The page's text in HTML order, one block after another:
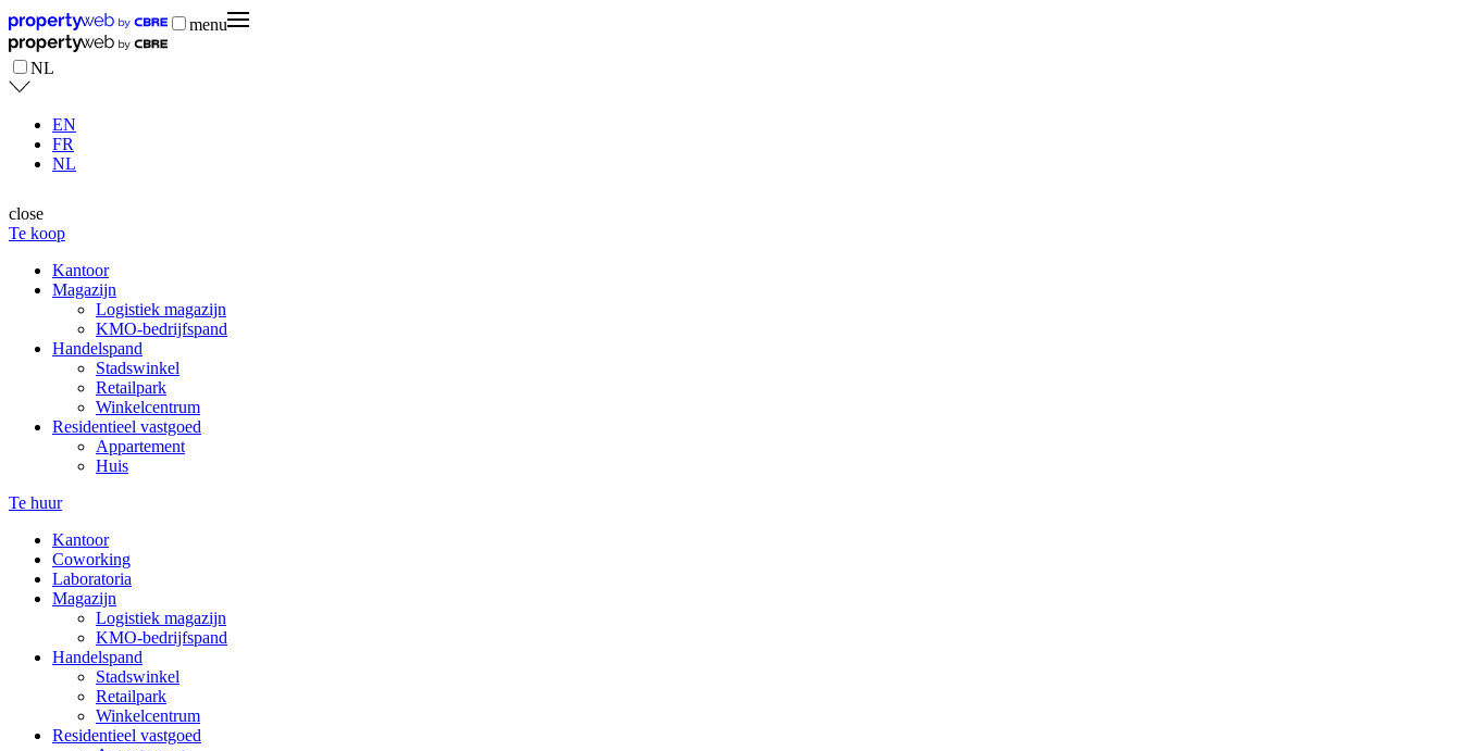
menu
NL
EN
FR
NL
close
Te koop
Kantoor
Magazijn
Logistiek magazijn
KMO-bedrijfspand
Handelspand
Stadswinkel
Retailpark
Winkelcentrum
Residentieel vastgoed
Appartement
Huis
Te huur
Kantoor
Coworking
Laboratoria
Magazijn
Logistiek magazijn
KMO-bedrijfspand
Handelspand
Stadswinkel
Retailpark
Winkelcentrum
Residentieel vastgoed